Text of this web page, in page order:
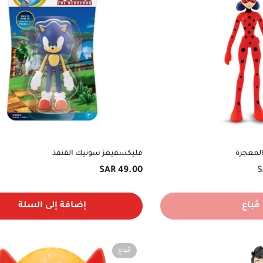
مُباع
فليكسفيغز سونيك القنفذ
السعر
49.00 SAR
إضافة إلى السلة
مُباع